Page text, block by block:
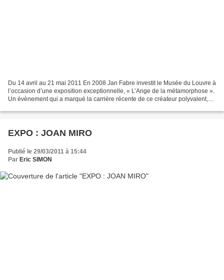
Du 14 avril au 21 mai 2011 En 2008 Jan Fabre investit le Musée du Louvre à
l’occasion d’une exposition exceptionnelle, « L’Ange de la métamorphose ».
Un évènement qui a marqué la carrière récente de ce créateur polyvalent,
EXPO : JOAN MIRO
Publié le 29/03/2011 à 15:44
Par Eric SIMON